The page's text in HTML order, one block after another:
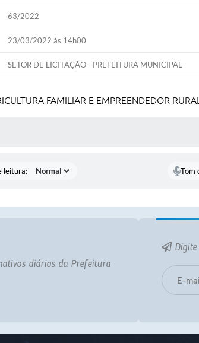
63/2022
23/03/2022 às 14h00
SETOR DE LICITAÇÃO - PREFEITURA MUNICIPAL
FAMILIAR E EMPREENDEDOR
leitura: Tom
diários da Prefeitura